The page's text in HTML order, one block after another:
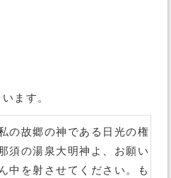
ます。
の故郷の神である日光の権
須の湯泉大明神よ、お願い
中を射させてください。も